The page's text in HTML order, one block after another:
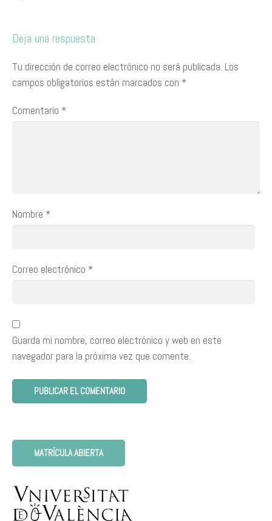
Deja una respuesta
Tu dirección de correo electrónico no será publicada. Los
campos obligatorios están marcados con *
Comentario *
Nombre *
Correo electrónico *
Guarda mi nombre, correo electrónico y web en este
navegador para la próxima vez que comente.
MATRÍCULA ABIERTA